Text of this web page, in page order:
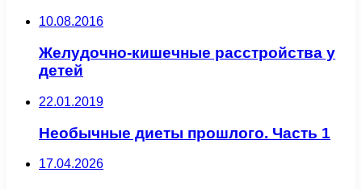
10.08.2016
Желудочно-кишечные расстройства у
детей
22.01.2019
Необычные диеты прошлого. Часть 1
17.04.2026